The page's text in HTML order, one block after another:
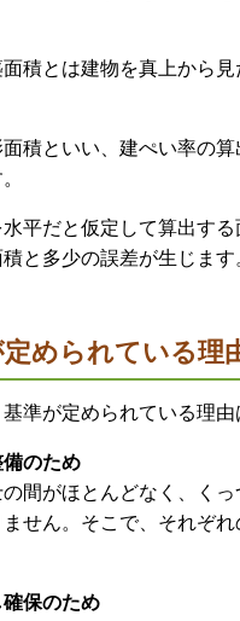
積とは建物を真上から
積といい、建ぺい率の
平だと仮定して算出す
と多少の誤差が生じます
められている理
準が定められている理由
のため
間がほとんどなく、く
せん。そこで、それぞ
保のため